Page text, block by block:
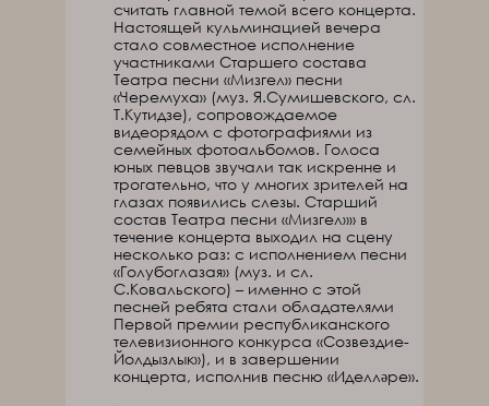
считать главной темой всего концерта.
Настоящей кульминацией вечера
стало совместное исполнение
участниками Старшего состава
Театра песни «Мизгел» песни
«Черемуха» (муз. Я.Сумишевского, сл.
Т.Кутидзе), сопровождаемое
видеорядом с фотографиями из
семейных фотоальбомов. Голоса
юных певцов звучали так искренне и
трогательно, что у многих зрителей на
глазах появились слезы. Старший
состав Театра песни «Мизгел»» в
течение концерта выходил на сцену
несколько раз: с исполнением песни
«Голубоглазая» (муз. и сл.
С.Ковальского) – именно с этой
песней ребята стали обладателями
Первой премии республиканского
телевизионного конкурса «Созвездие-
Йолдызлык»), и в завершении
концерта, исполнив песню «Иделләре».